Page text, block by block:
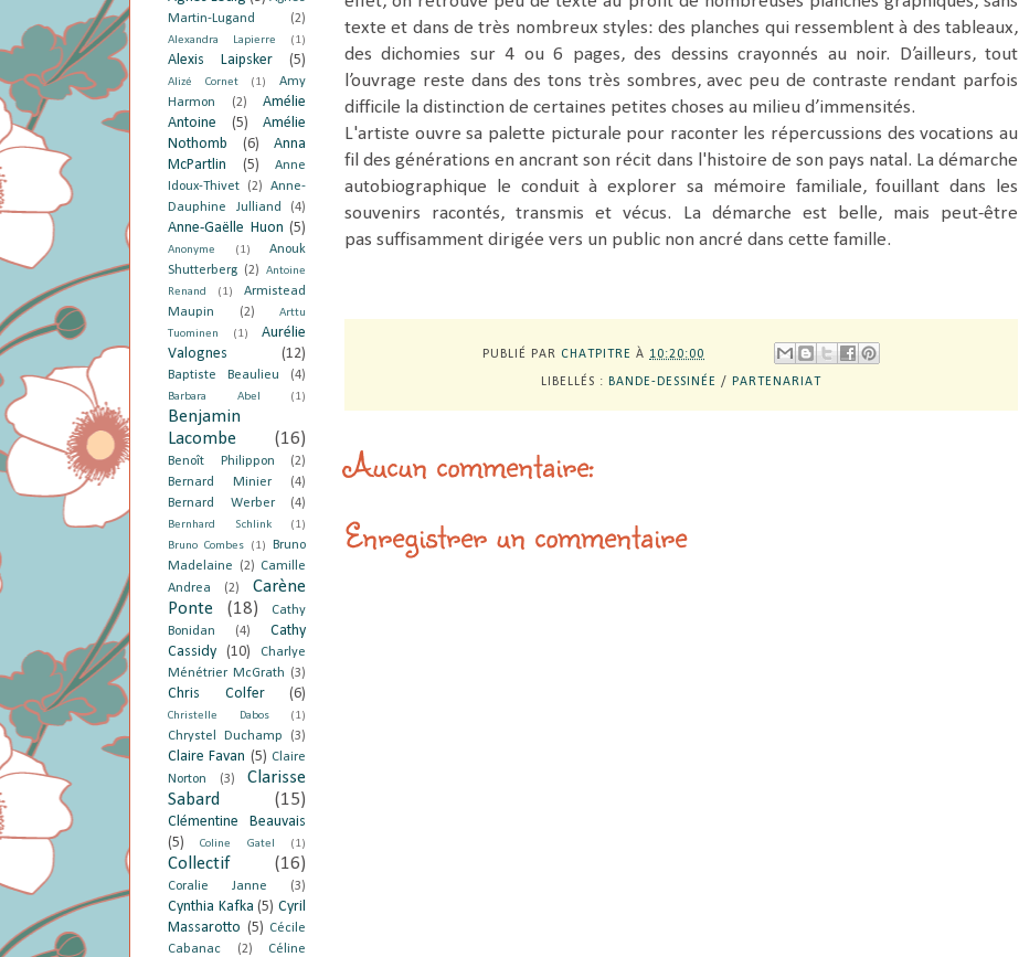
texte et dans de très nombreux styles: des planches qui ressemblent à des tableaux,
des dichomies sur 4 ou 6 pages, des dessins crayonnés au noir. D’ailleurs, tout
l’ouvrage reste dans des tons très sombres, avec peu de contraste rendant parfois
difficile la distinction de certaines petites choses au milieu d’immensités.
L'artiste ouvre sa palette picturale pour raconter les répercussions des vocations au
fil des générations en ancrant son récit dans l'histoire de son pays natal. La démarche
autobiographique le conduit à explorer sa mémoire familiale, fouillant dans les
souvenirs racontés, transmis et vécus. La démarche est belle, mais peut-être
pas suffisamment dirigée vers un public non ancré dans cette famille.
PUBLIÉ PAR CHATPITRE À 10:20:00
LIBELLÉS : BANDE-DESSINÉE / PARTENARIAT
Aucun commentaire:
Enregistrer un commentaire
Martin-Lugand
(2)
Alexandra Lapierre (1)
Alexis Laipsker (5)
Alizé Cornet (1)
Amy
Harmon
(2)
Amélie
Antoine
(5)
Amélie
Nothomb
(6)
Anna
McPartlin
(5)
Anne
Idoux-Thivet
(2)
Anne-
Dauphine Julliand
(4)
Anne-Gaëlle Huon (5)
Anonyme (1)
Anouk
Shutterberg (2)
Antoine
Renand
(1)
Armistead
Maupin
(2)
Arttu
Tuominen
(1)
Aurélie
Valognes
(12)
Baptiste Beaulieu (4)
Barbara Abel (1)
Benjamin
Lacombe
(16)
Benoît Philippon
(2)
Bernard Minier
(4)
Bernard Werber
(4)
Bernhard Schlink
(1)
Bruno Combes
(1)
Bruno
Madelaine
(2) Camille
Andrea
(2)
Carène
Ponte
(18)
Cathy
Bonidan
(4)
Cathy
Cassidy (10)
Charlye
Ménétrier McGrath (3)
Chris Colfer (6)
Christelle Dabos (1)
Chrystel Duchamp (3)
Claire Favan (5) Claire
Norton
(3)
Clarisse
Sabard
(15)
Clémentine Beauvais
(5)
Coline Gatel (1)
Collectif (16)
Coralie Janne (3)
Cynthia Kafka (5) Cyril
Massarotto (5) Cécile
Cabanac
(2)
Céline